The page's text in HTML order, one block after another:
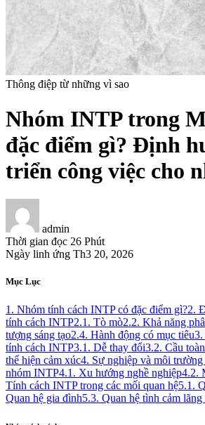
Thông điệp từ những vì sao
Nhóm INTP trong
đặc điểm gì? Định
triển công việc cho
admin
Thời gian đọc 26 Phút
Ngày linh ứng Th3 20, 2026
Mục Lục
1. Nhóm tính cách INTP có đặc điểm gì?2.
tính cách INTP2.1. Tò mò2.2. Khả năng
tượng sáng tạo2.4. Hành động có mục tiêu3.
tính cách INTP3.1. Dễ thay đổi3.2. Cầu toàn
thể hiện cảm xúc4. Sự nghiệp và môi
nhóm INTP4.1. Xu hướng nghề nghiệp4.2.
Tính cách INTP trong các mối quan hệ5.1.
Quan hệ gia đình5.3. Quan hệ tình cảm lãng